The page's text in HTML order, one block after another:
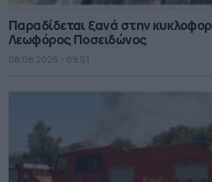
Παραδίδεται ξανά στην
Λεωφόρος Ποσειδώνος
08.08.2026 - 09.51